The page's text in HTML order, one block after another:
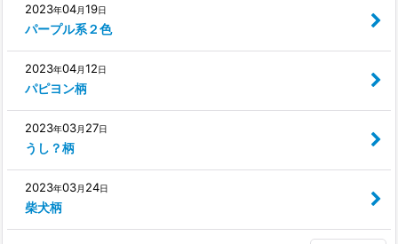
2023年04月19日
パープル系２色
2023年04月12日
パピヨン柄
2023年03月 27日
うし？柄
2023年03月 24日
柴犬柄